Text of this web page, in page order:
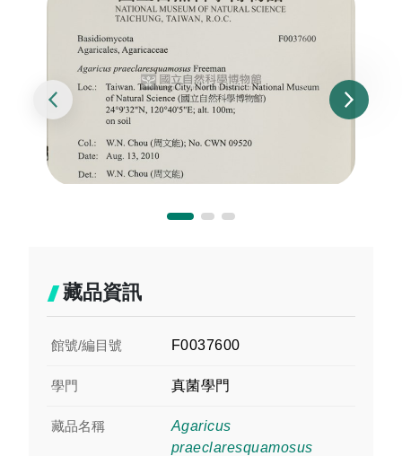
藏品資訊
館號/編目號 F0037600
學門 真菌學門
藏品名稱
Agaricus
praeclaresquamosus